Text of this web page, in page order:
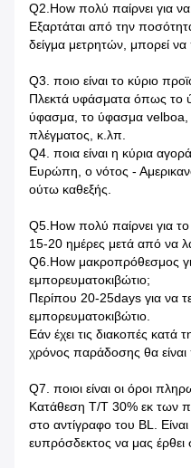
Q2.How πολύ παίρνει για να
Εξαρτάται από την
δείγμα μετρητών, μπορεί
Q3. ποιο είναι το κύριο
Πλεκτά υφάσματα όπως το
ύφασμα, το ύφασμα
πλέγματος, κ.λπ.
Q4. ποια είναι η κύρια
Ευρώπη, ο νότος -
ούτω καθεξής.
Q5.How πολύ παίρνει για
15-20 ημέρες μετά από να
Q6.How μακροπρόθεσμος
εμπορευματοκιβώτιο;
Περίπου 20-25days για να
εμπορευματοκιβώτιο.
Εάν έχει τις διακοπές κατά
χρόνος παράδοσης θα είναι
Q7. ποιοι είναι οι όροι
Κατάθεση T/T 30% εκ των
στο αντίγραφο του BL.
ευπρόσδεκτος να μας